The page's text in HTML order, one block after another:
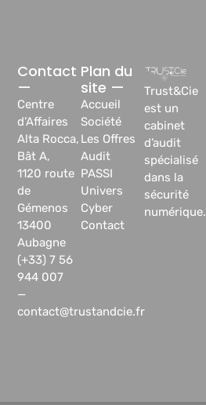
Trust&Cie
est un
cabinet
d’audit
spécialisé
dans la
sécurité
numérique.
Plan du
site —
Accueil
Société
Les Offres
Audit
PASSI
Univers
Cyber
Contact
Contact
—
Centre
d’Affaires
Alta Rocca,
Bât A,
1120 route
de
Gémenos
13400
Aubagne
(+33) 7 56
944 007
—
contact@trustandcie.fr